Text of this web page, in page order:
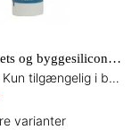
Dana sanitets og byggesilicone 577
Restsalg - Kun tilgængelig i begrænset antal og så længe lager haves
varianter